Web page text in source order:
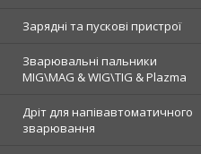
Зарядні та пускові пристрої
Зварювальні пальники
MIG\MAG & WIG\TIG & Plazma
Дріт для напівавтоматичного
зварювання